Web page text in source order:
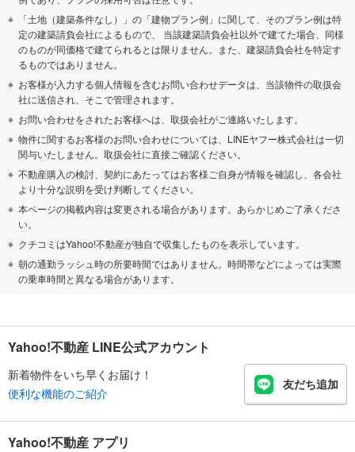
紋別郡遠軽町 白老郡白老町
虻田郡洞爺湖町
上川郡清水町 河西郡芽室町
広尾郡大樹町 広尾郡広尾町
中川郡幕別町 中川郡池田町
中川郡本別町 足寄郡足寄町
足寄郡陸別町
川上郡標茶町 野付郡別海町
標津郡中標津町
「土地（建築条件なし）」の「建物プラン例」に関して、そのプラン例は特
定の建築請負会社によるもので、 当該建築請負会社以外で建てた場合、同様
のものが同価格で建てられるとは限りません。また、建築請負会社を特定す
るものではありません。
お客様が入力する個人情報を含むお問い合わせデータは、当該物件の取扱会
社に送信され、そこで管理されます。
お問い合わせをされたお客様へは、取扱会社がご連絡いたします。
物件に関するお客様のお問い合わせについては、LINEヤフー株式会社は一切
関与いたしません。取扱会社に直接ご確認ください。
不動産購入の検討、契約にあたってはお客様ご自身が情報を確認し、各会社
より十分な説明を受け判断してください。
本ページの掲載内容は変更される場合があります。あらかじめご了承くださ
い。
クチコミはYahoo!不動産が独自で収集したものを表示しています。
朝の通勤ラッシュ時の所要時間ではありません。時間帯などによっては実際
の乗車時間と異なる場合があります。
Yahoo!不動産 LINE公式アカウント
新着物件をいち早くお届け！
便利な機能のご紹介
友だち追加
Yahoo!不動産 アプリ